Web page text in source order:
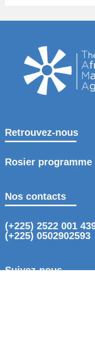
Retrouvez-nous
Rosier programme
Nos contacts
(+225) 2522 001
(+225) 0502902593
Suivez-nous